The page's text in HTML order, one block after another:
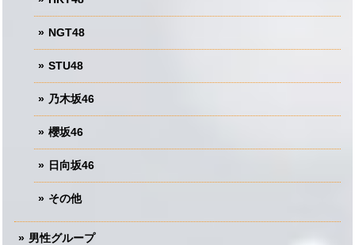
NGT48
STU48
乃木坂46
櫻坂46
日向坂46
その他
男性グループ